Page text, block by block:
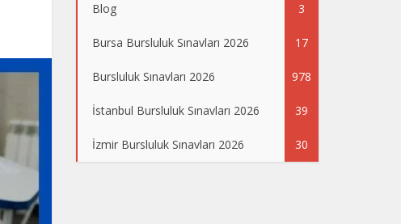
Blog 3
Bursa Bursluluk Sınavları 2026 17
Bursluluk Sınavları 2026 978
İstanbul Bursluluk Sınavları 2026 39
İzmir Bursluluk Sınavları 2026 30